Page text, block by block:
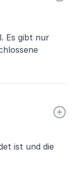
Es gibt nur
ist und die